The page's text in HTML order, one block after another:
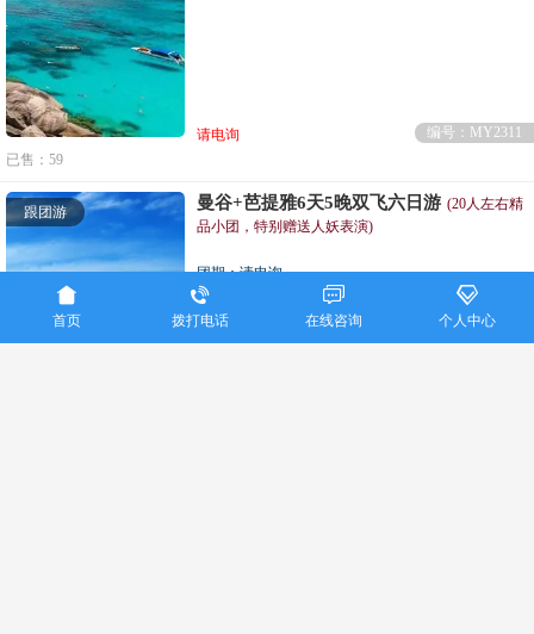
请电询
编号：MY2311
已售：59
跟团游 曼谷+芭提雅6天5晚双飞六日游 (20人左右精
品小团，特别赠送人妖表演)
团期：请电询
泰国微笑航空
白班机

首页

拨打电话

在线咨询

个人中心